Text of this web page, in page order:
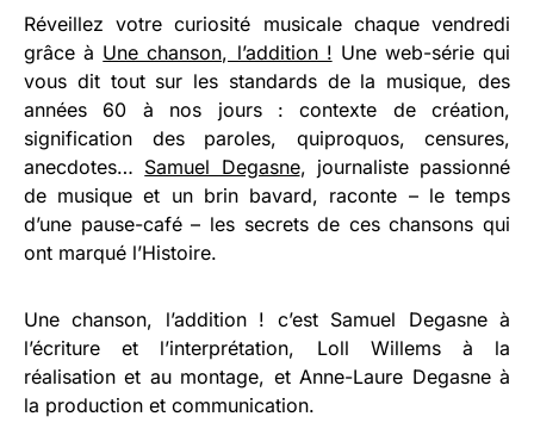
Réveillez votre curiosité musicale chaque vendredi
grâce à Une chanson, l’addition ! Une web-série qui
vous dit tout sur les standards de la musique, des
années 60 à nos jours : contexte de création,
signification des paroles, quiproquos, censures,
anecdotes… Samuel Degasne, journaliste passionné
de musique et un brin bavard, raconte – le temps
d’une pause-café – les secrets de ces chansons qui
ont marqué l’Histoire.
Une chanson, l’addition ! c’est Samuel Degasne à
l’écriture et l’interprétation, Loll Willems à la
réalisation et au montage, et Anne-Laure Degasne à
la production et communication.